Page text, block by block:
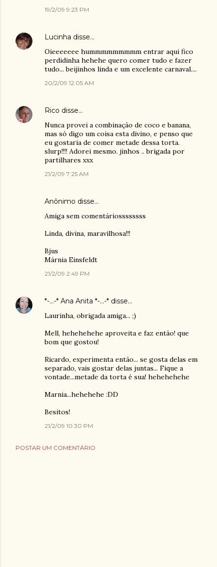
19/2/09 9:23 PM
Lucinha disse…
Oieeeeeee hummmmmmmmm entrar aqui fico
perdidinha hehehe quero comer tudo e fazer
tudo... beijinhos linda e um excelente carnaval....
20/2/09 12:05 AM
Rico disse…
Nunca provei a combinação de coco e banana,
mas só digo um coisa esta divino, e penso que
eu gostaria de comer metade dessa torta.
slurp!!!! Adorei mesmo. jinhos .. brigada por
partilhares xxx
21/2/09 7:25 AM
Anônimo disse…
Amiga sem comentáriossssssss
Linda, divina, maravilhosa!!!
Bjus
Márnia Einsfeldt
21/2/09 2:49 PM
*-...-* Ana Anita *-...-* disse…
Laurinha, obrigada amiga... ;)
Mell, hehehehehe aproveita e faz então! que
bom que gostou!
Ricardo, experimenta então... se gosta delas em
separado, vais gostar delas juntas... Fique a
vontade...metade da torta é sua! hehehehehe
Marnia...hehehehe :DD
Besitos!
21/2/09 10:30 PM
POSTAR UM COMENTÁRIO